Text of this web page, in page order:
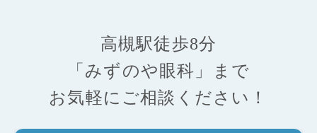
高槻駅徒歩8分
「みずのや眼科」まで
お気軽にご相談ください！